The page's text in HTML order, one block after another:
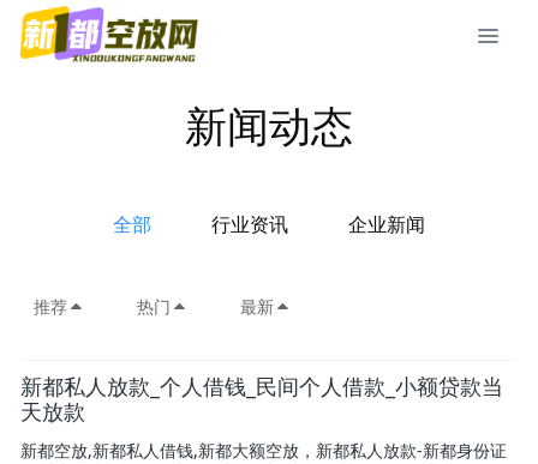
新闻动态
全部 行业资讯 企业新闻
推荐 热门 最新
新都私人放款_个人借钱_民间个人借款_小额贷款当
天放款
新都空放,新都私人借钱,新都大额空放，新都私人放款-新都身份证